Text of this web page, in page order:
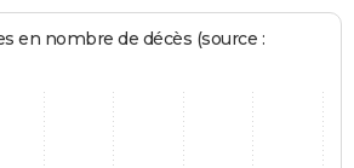
en nombre de décès (source :